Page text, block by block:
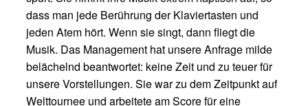
dass man jede Berührung der Klaviertasten und
jeden Atem hört. Wenn sie singt, dann fliegt die
Musik. Das Management hat unsere Anfrage milde
belächelnd beantwortet: keine Zeit und zu teuer für
unsere Vorstellungen. Sie war zu dem Zeitpunkt auf
Welttournee und arbeitete am Score für eine